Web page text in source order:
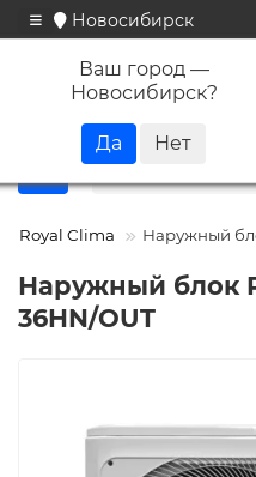
Новосибирск
Ваш город —
Новосибирск?
Royal Clima Наружный
Наружный блок
36HN/OUT